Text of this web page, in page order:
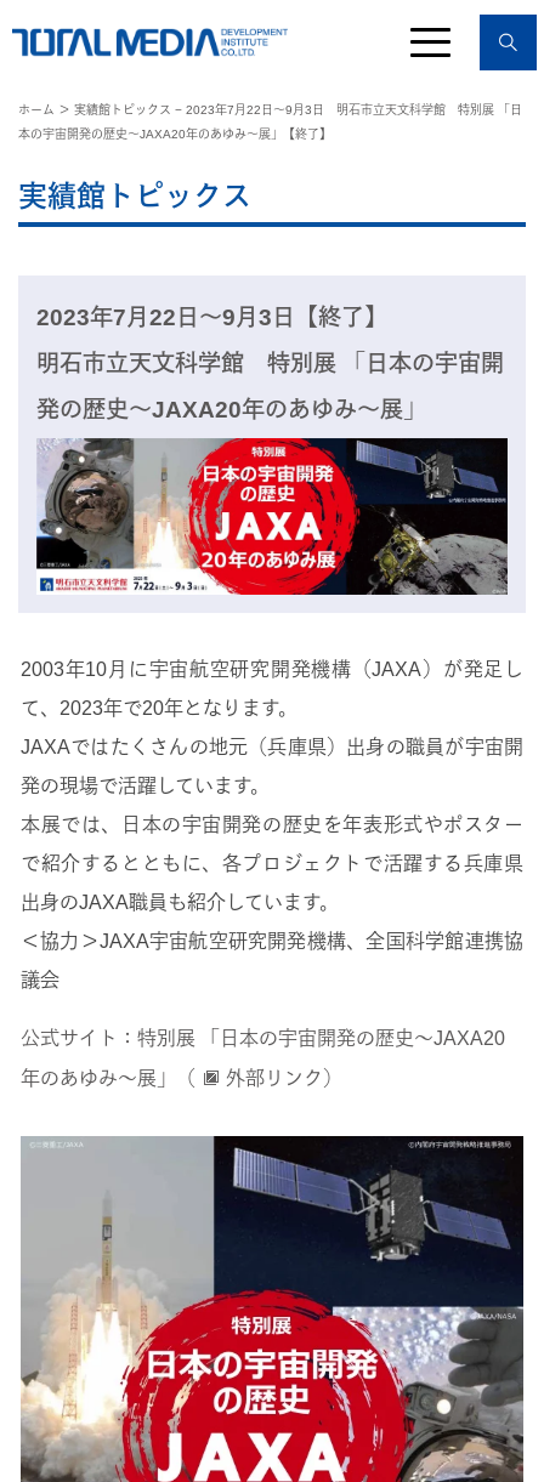
ホーム
＞ 実績館トピックス − 2023年7月22日〜9月3日 明石市立天文科学館 特別展 「日
本の宇宙開発の歴史～JAXA20年のあゆみ～展」【終了】
実績館トピックス
2023年7月22日〜9月3日【終了】
明石市立天文科学館 特別展 「日本の宇宙開
発の歴史～JAXA20年のあゆみ～展」
2003年10月に宇宙航空研究開発機構（JAXA）が発足し
て、2023年で20年となります。
JAXAではたくさんの地元（兵庫県）出身の職員が宇宙開
発の現場で活躍しています。
本展では、日本の宇宙開発の歴史を年表形式やポスター
で紹介するとともに、各プロジェクトで活躍する兵庫県
出身のJAXA職員も紹介しています。
＜協力＞JAXA宇宙航空研究開発機構、全国科学館連携協
議会
公式サイト：特別展 「日本の宇宙開発の歴史～JAXA20
年のあゆみ～展」（
外部リンク）